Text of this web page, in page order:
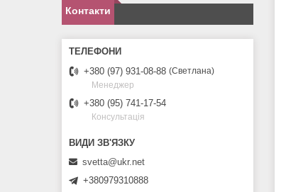
Контакти
+380 (97) 931-08-88 Светлана
Менеджер
+380 (95) 741-17-54
Консультація
svetta@ukr.net
+380979310888